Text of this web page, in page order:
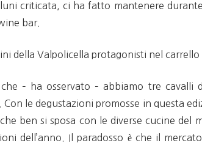
criticata, ci ha fatto mantenere
bar.
della Valpolicella protagonisti nel carrello
– ha osservato – abbiamo tre cavalli
le degustazioni promosse in questa
ben si sposa con le diverse cucine
dell’anno. Il paradosso è che il